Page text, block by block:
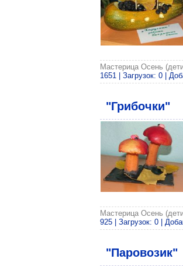
Мастерица Осень
1651 | Загрузок: 0 |
"Грибочки"
Мастерица Осень
925 | Загрузок: 0 |
"Паровозик"